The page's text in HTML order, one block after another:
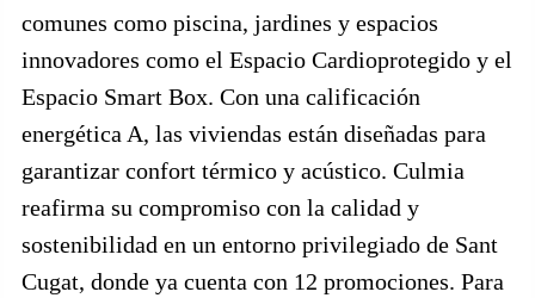
comunes como piscina, jardines y espacios
innovadores como el Espacio Cardioprotegido y el
Espacio Smart Box. Con una calificación
energética A, las viviendas están diseñadas para
garantizar confort térmico y acústico. Culmia
reafirma su compromiso con la calidad y
sostenibilidad en un entorno privilegiado de Sant
Cugat, donde ya cuenta con 12 promociones. Para